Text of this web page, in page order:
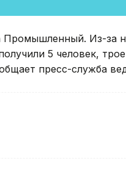
Из-за
5 человек,
пресс-служба